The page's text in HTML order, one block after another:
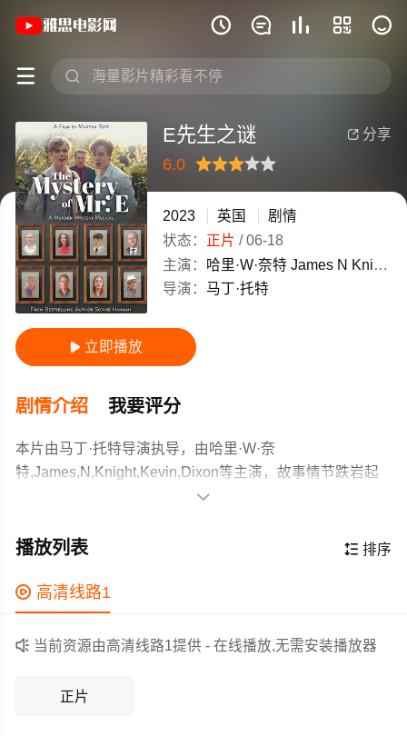
    
 
《E先生之谜》(2023)英国英语高清电
 分享
E先生之谜
6.0
很差较差
还行推荐力荐
2023 英国
剧情
状态： 正片 /06-18
主演： 哈里·W·奈特 James N Knight
导演： 马丁·托特
 立即播放
剧情介绍 我要评分
本片由马丁·托特导演执导，由哈里·W·奈
特,James,N,Knight,Kevin,Dixon等主演，故事情节跌岩起
伏、扣人心弦，领广大剧情片爱好者和观众们都期待不
怪的人做各种奇怪的工作，他们正要出发前往艾德威尔德
著名、最畅销的浪漫小说家——这时一个陌生男人来到他
们家门口。这个陌生人知道这对双胞胎会在艾德威尔德庄
园，但他不愿透露他是如何知道的。当被问到他是谁时，
后，约翰和乔治询问他们是否被传唤去侦破谋杀案，并得
到保证说没有发生过这种事。然后，另一个客人被发现死
作为一部 上映的剧情电影，在当期同类题材影片中具有一
定的看点，在演员表现和剧情架构上也都有不错的亮点，
剧情紧凑，角色塑造鲜明，适合喜欢剧情类电影的观众观

 排序
播放列表
 高清线路1
 当前资源由高清线路1提供 - 在线播放,无需安装播放器
正片